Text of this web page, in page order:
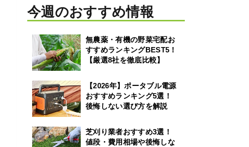
今週のおすすめ情報
無農薬・有機の野菜宅配お
すすめランキングBEST5！
【厳選8社を徹底比較】
【2026年】ポータブル電源
おすすめランキング5選！
後悔しない選び方を解説
芝刈り業者おすすめ3選！
値段・費用相場や後悔しな